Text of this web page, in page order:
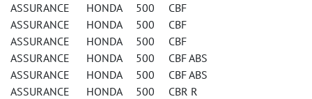
ASSURANCE HONDA 500 CBF
ASSURANCE HONDA 500 CBF
ASSURANCE HONDA 500 CBF
ASSURANCE HONDA 500 CBF ABS
ASSURANCE HONDA 500 CBF ABS
ASSURANCE HONDA 500 CBR R